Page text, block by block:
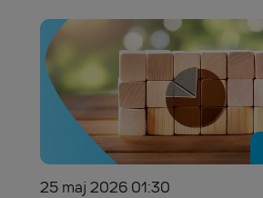
25 maj 2026 01:30